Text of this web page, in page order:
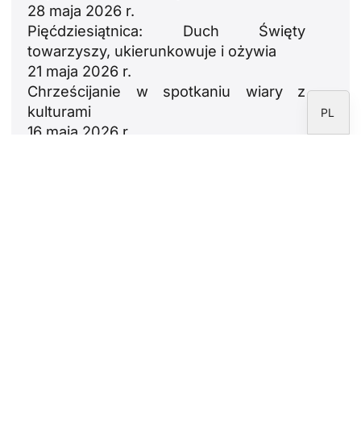
28 maja 2026 r.
Pięćdziesiątnica: Duch Święty
towarzyszy, ukierunkowuje i ożywia
21 maja 2026 r.
Chrześcijanie w spotkaniu wiary z
kulturami
16 maja 2026 r.
PL